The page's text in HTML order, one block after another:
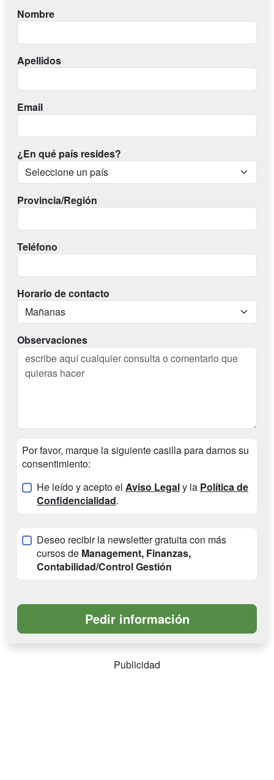
Nombre
Apellidos
Email
¿En qué país resides?
Provincia/Región
Teléfono
Horario de contacto
Observaciones
Por favor, marque la siguiente casilla para darnos su
consentimiento:
He leído y acepto el Aviso Legaly la Política de
Confidencialidad.
Deseo recibir la newsletter gratuita con más
cursos de Management, Finanzas,
Contabilidad/Control Gestión
Publicidad